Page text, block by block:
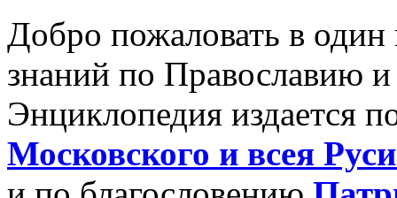
Добро пожаловать в
знаний по Православию
Энциклопедия издается
Московского и всея